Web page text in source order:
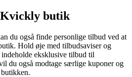
Kvickly butik
du også finde personlige tilbud ved at
Hold øje med tilbudsaviser og
eksklusive tilbud til
du også modtage særlige kuponer og